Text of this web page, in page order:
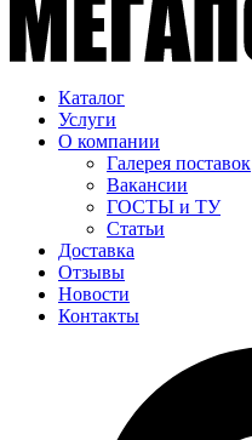
Каталог
Услуги
О компании
Галерея поставок
Вакансии
ГОСТЫ и ТУ
Статьи
Доставка
Отзывы
Новости
Контакты